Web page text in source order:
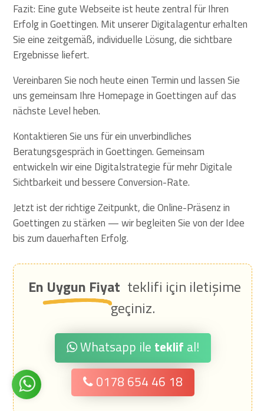
Fazit: Eine gute Webseite ist heute zentral für Ihren
Erfolg in Goettingen. Mit unserer Digitalagentur erhalten
Sie eine zeitgemäß, individuelle Lösung, die sichtbare
Ergebnisse liefert.
Vereinbaren Sie noch heute einen Termin und lassen Sie
uns gemeinsam Ihre Homepage in Goettingen auf das
nächste Level heben.
Kontaktieren Sie uns für ein unverbindliches
Beratungsgespräch in Goettingen. Gemeinsam
entwickeln wir eine Digitalstrategie für mehr Digitale
Sichtbarkeit und bessere Conversion-Rate.
Jetzt ist der richtige Zeitpunkt, die Online-Präsenz in
Goettingen zu stärken — wir begleiten Sie von der Idee
bis zum dauerhaften Erfolg.
En Uygun Fiyat teklifi için iletişime
geçiniz.
Whatsapp ile teklif al!
0178 654 46 18